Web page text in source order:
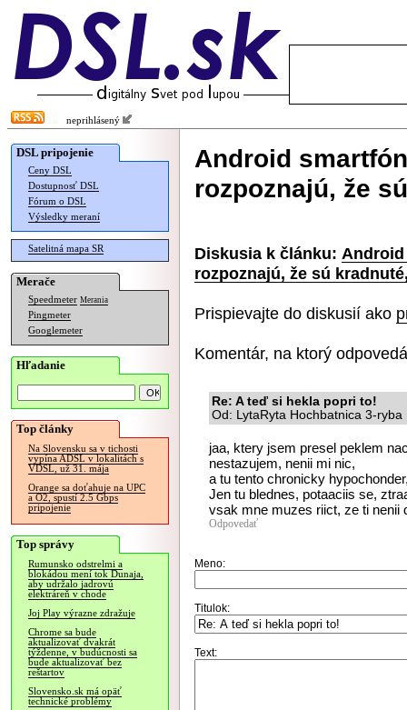
neprihlásený
DSL pripojenie
Ceny DSL
Dostupnosť DSL
Fórum o DSL
Výsledky meraní
Satelitná mapa SR
Merače
Speedmeter Merania
Pingmeter
Googlemeter
Hľadanie
Top články
Na Slovensku sa v tichosti
vypína ADSL v lokalitách s
VDSL, už 31. mája
Orange sa doťahuje na UPC
a O2, spustí 2.5 Gbps
pripojenie
Top správy
Rumunsko odstrelmi a
blokádou mení tok Dunaja,
aby udržalo jadrovú
elektráreň v chode
Joj Play výrazne zdražuje
Chrome sa bude
aktualizovať dvakrát
týždenne, v budúcnosti sa
bude aktualizovať bez
reštartov
Slovensko.sk má opäť
technické problémy
Android
rozpoznajú, že
Diskusia k článku:
rozpoznajú, že sú
Prispievajte do diskusií ako
Komentár, na ktorý
Re: A teď si hekla popri to!
Od: LytaRyta Hochbatnica 3-
jaa, ktery jsem presel peklem
nestazujem, nenii mi nic,
a tu tento chronicky
Jen tu blednes, potaaciis se,
vsak mne muzes riict, ze ti nenii
Odpovedať
Meno:
Titulok:
Text: